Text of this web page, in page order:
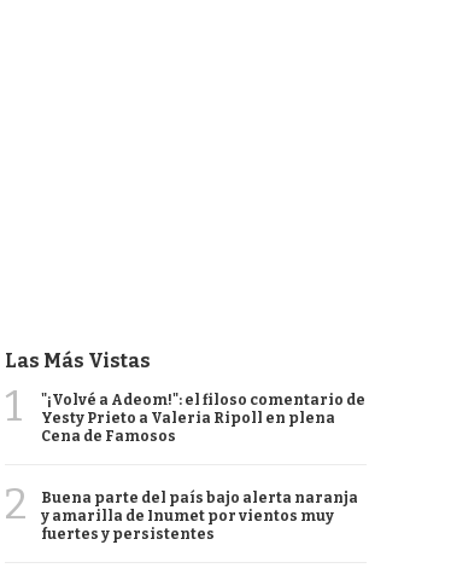
Las Más Vistas
1
"¡Volvé a Adeom!": el filoso comentario de
Yesty Prieto a Valeria Ripoll en plena
Cena de Famosos
2
Buena parte del país bajo alerta naranja
y amarilla de Inumet por vientos muy
fuertes y persistentes